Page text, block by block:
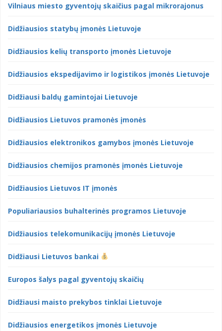
Vilniaus miesto gyventojų skaičius pagal mikrorajonus
Didžiausios statybų įmonės Lietuvoje
Didžiausios kelių transporto įmonės Lietuvoje
Didžiausios ekspedijavimo ir logistikos įmonės Lietuvoje
Didžiausi baldų gamintojai Lietuvoje
Didžiausios Lietuvos pramonės įmonės
Didžiausios elektronikos gamybos įmonės Lietuvoje
Didžiausios chemijos pramonės įmonės Lietuvoje
Didžiausios Lietuvos IT įmonės
Populiariausios buhalterinės programos Lietuvoje
Didžiausios telekomunikacijų įmonės Lietuvoje
Didžiausi Lietuvos bankai
Europos šalys pagal gyventojų skaičių
Didžiausi maisto prekybos tinklai Lietuvoje
Didžiausios energetikos įmonės Lietuvoje